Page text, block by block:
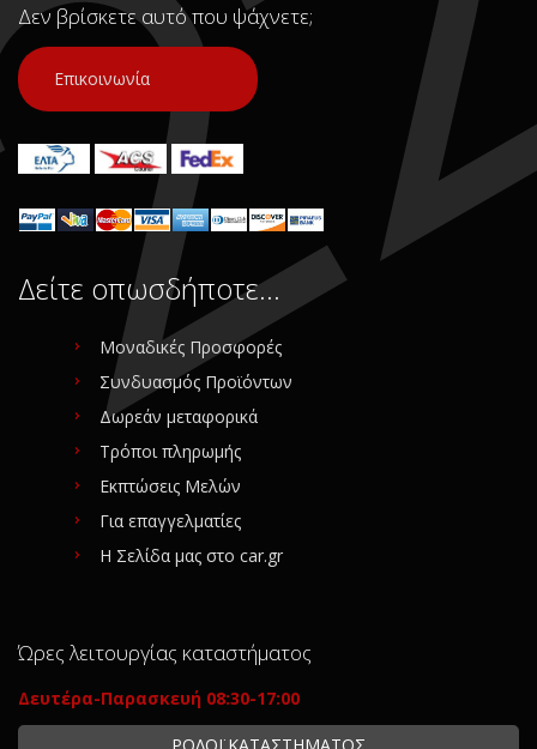
Δεν βρίσκετε αυτό που ψάχνετε;
Επικοινωνία
Δείτε οπωσδήποτε…
Μοναδικές Προσφορές
Συνδυασμός Προϊόντων
Δωρεάν μεταφορικά
Τρόποι πληρωμής
Εκπτώσεις Μελών
Για επαγγελματίες
Η Σελίδα μας στο car.gr
Ώρες λειτουργίας καταστήματος
Δευτέρα-Παρασκευή 08:30-17:00
ΡΟΛΟΪ ΚΑΤΑΣΤΗΜΑΤΟΣ